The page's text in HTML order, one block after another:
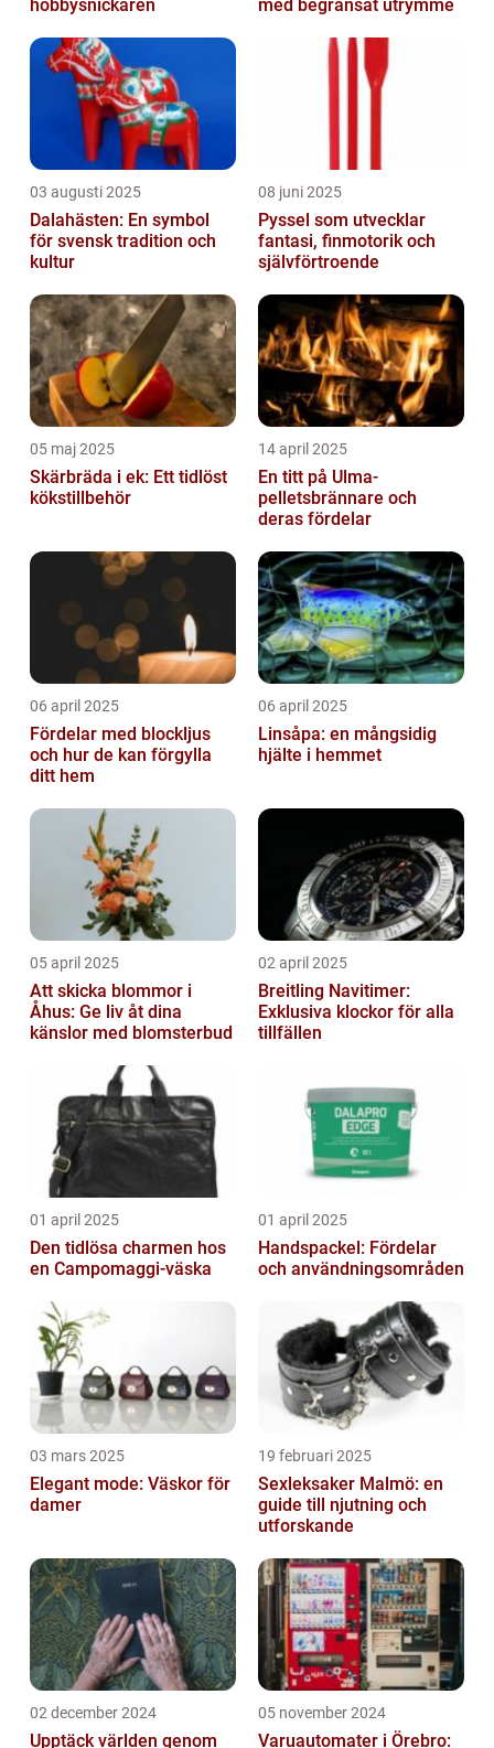
hobbysnickaren
med begränsat utrymme
03 augusti 2025
Dalahästen: En symbol
för svensk tradition och
kultur
08 juni 2025
Pyssel som utvecklar
fantasi, finmotorik och
självförtroende
05 maj 2025
Skärbräda i ek: Ett tidlöst
kökstillbehör
14 april 2025
En titt på Ulma-
pelletsbrännare och
deras fördelar
06 april 2025
Fördelar med blockljus
och hur de kan förgylla
ditt hem
06 april 2025
Linsåpa: en mångsidig
hjälte i hemmet
05 april 2025
Att skicka blommor i
Åhus: Ge liv åt dina
känslor med blomsterbud
02 april 2025
Breitling Navitimer:
Exklusiva klockor för alla
tillfällen
01 april 2025
Den tidlösa charmen hos
en Campomaggi-väska
01 april 2025
Handspackel: Fördelar
och användningsområden
03 mars 2025
Elegant mode: Väskor för
damer
19 februari 2025
Sexleksaker Malmö: en
guide till njutning och
utforskande
02 december 2024
Upptäck världen genom
05 november 2024
Varuautomater i Örebro: